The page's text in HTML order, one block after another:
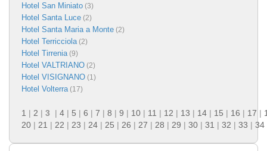
Hotel San Miniato (3)
Hotel Santa Luce (2)
Hotel Santa Maria a Monte (2)
Hotel Terricciola(2)
Hotel Tirrenia(9)
Hotel VALTRIANO (2)
Hotel VISIGNANO (1)
Hotel Volterra(17)
1 | 2 | 3 | 4 | 5 | 6 | 7 | 8 | 9 | 10 | 11 | 12 | 13 | 14 | 15 | 16 | 17 |
20 | 21 | 22 | 23 | 24 | 25 | 26 | 27 | 28 | 29 | 30 | 31 | 32 | 33 | 34